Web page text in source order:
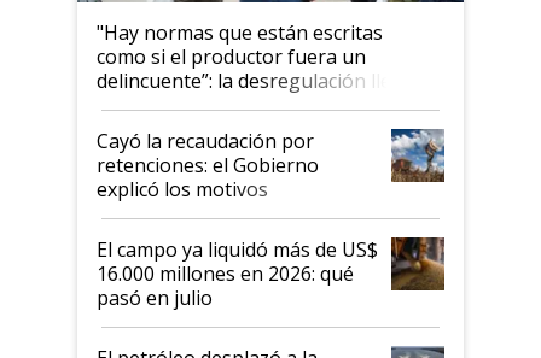
"Hay normas que están escritas
como si el productor fuera un
delincuente”: la desregulación llegó
al Congreso Aapresid y hasta se
habló del financiamiento al IPCVA
Cayó la recaudación por
retenciones: el Gobierno
explicó los motivos
El campo ya liquidó más de US$
16.000 millones en 2026: qué
pasó en julio